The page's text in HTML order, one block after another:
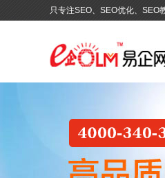
只专注SEO、SEO优化、SEO